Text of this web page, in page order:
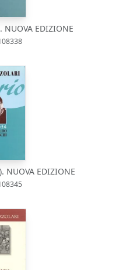
NUOVA EDIZIONE
NUOVA EDIZIONE